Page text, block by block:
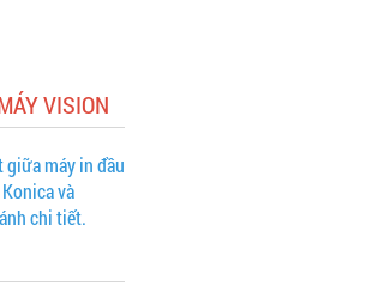
VISION
giữa máy in đầu
và
chi tiết.